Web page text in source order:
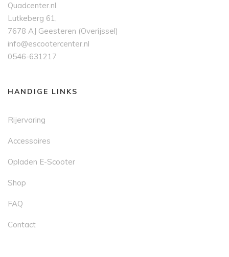
Quadcenter.nl
Lutkeberg 61,
7678 AJ Geesteren (Overijssel)
info@escootercenter.nl
0546-631217
HANDIGE LINKS
Rijervaring
Accessoires
Opladen E-Scooter
Shop
FAQ
Contact